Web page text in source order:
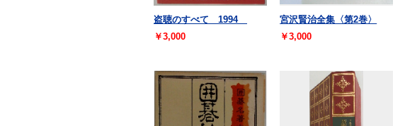
盗聴のすべて 1994
￥3,000
宮沢賢治全集〈第2巻〉
￥3,000